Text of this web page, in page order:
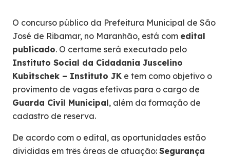
O concurso público da Prefeitura Municipal de São
José de Ribamar, no Maranhão, está com edital
publicado. O certame será executado pelo
Instituto Social da Cidadania Juscelino
Kubitschek – Instituto JK e tem como objetivo o
provimento de vagas efetivas para o cargo de
Guarda Civil Municipal, além da formação de
cadastro de reserva.
De acordo com o edital, as oportunidades estão
divididas em três áreas de atuação: Segurança